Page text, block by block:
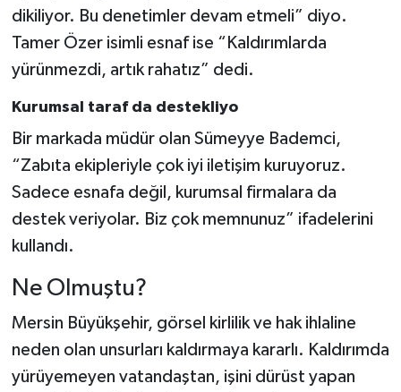
dikiliyor. Bu denetimler devam etmeli” diyo.
Tamer Özer isimli esnaf ise “Kaldırımlarda
yürünmezdi, artık rahatız” dedi.
Kurumsal taraf da destekliyo
Bir markada müdür olan Sümeyye Bademci,
“Zabıta ekipleriyle çok iyi iletişim kuruyoruz.
Sadece esnafa değil, kurumsal firmalara da
destek veriyolar. Biz çok memnunuz” ifadelerini
kullandı.
Ne Olmuştu?
Mersin Büyükşehir, görsel kirlilik ve hak ihlaline
neden olan unsurları kaldırmaya kararlı. Kaldırımda
yürüyemeyen vatandaştan, işini dürüst yapan